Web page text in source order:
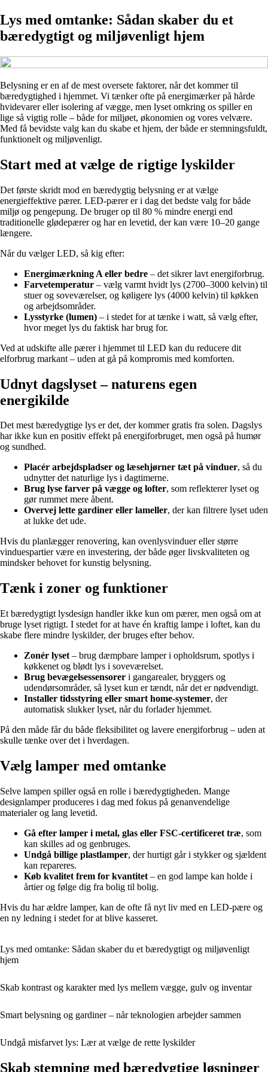
Lys med omtanke: Sådan skaber du et
bæredygtigt og miljøvenligt hjem
Belysning er en af de mest oversete faktorer, når det kommer til
bæredygtighed i hjemmet. Vi tænker ofte på energimærker på hårde
hvidevarer eller isolering af vægge, men lyset omkring os spiller en
lige så vigtig rolle – både for miljøet, økonomien og vores velvære.
Med få bevidste valg kan du skabe et hjem, der både er stemningsfuldt,
funktionelt og miljøvenligt.
Start med at vælge de rigtige lyskilder
Det første skridt mod en bæredygtig belysning er at vælge
energieffektive pærer. LED-pærer er i dag det bedste valg for både
miljø og pengepung. De bruger op til 80 % mindre energi end
traditionelle glødepærer og har en levetid, der kan være 10–20 gange
længere.
Når du vælger LED, så kig efter:
Energimærkning A eller bedre – det sikrer lavt energiforbrug.
Farvetemperatur – vælg varmt hvidt lys (2700–3000 kelvin) til
stuer og soveværelser, og køligere lys (4000 kelvin) til køkken
og arbejdsområder.
Lysstyrke (lumen) – i stedet for at tænke i watt, så vælg efter,
hvor meget lys du faktisk har brug for.
Ved at udskifte alle pærer i hjemmet til LED kan du reducere dit
elforbrug markant – uden at gå på kompromis med komforten.
Udnyt dagslyset – naturens egen
energikilde
Det mest bæredygtige lys er det, der kommer gratis fra solen. Dagslys
har ikke kun en positiv effekt på energiforbruget, men også på humør
og sundhed.
Placér arbejdspladser og læsehjørner tæt på vinduer, så du
udnytter det naturlige lys i dagtimerne.
Brug lyse farver på vægge og lofter, som reflekterer lyset og
gør rummet mere åbent.
Overvej lette gardiner eller lameller, der kan filtrere lyset uden
at lukke det ude.
Hvis du planlægger renovering, kan ovenlysvinduer eller større
vinduespartier være en investering, der både øger livskvaliteten og
mindsker behovet for kunstig belysning.
Tænk i zoner og funktioner
Et bæredygtigt lysdesign handler ikke kun om pærer, men også om at
bruge lyset rigtigt. I stedet for at have én kraftig lampe i loftet, kan du
skabe flere mindre lyskilder, der bruges efter behov.
Zonér lyset – brug dæmpbare lamper i opholdsrum, spotlys i
køkkenet og blødt lys i soveværelset.
Brug bevægelsessensorer i gangarealer, bryggers og
udendørsområder, så lyset kun er tændt, når det er nødvendigt.
Installer tidsstyring eller smart home-systemer, der
automatisk slukker lyset, når du forlader hjemmet.
På den måde får du både fleksibilitet og lavere energiforbrug – uden at
skulle tænke over det i hverdagen.
Vælg lamper med omtanke
Selve lampen spiller også en rolle i bæredygtigheden. Mange
designlamper produceres i dag med fokus på genanvendelige
materialer og lang levetid.
Gå efter lamper i metal, glas eller FSC-certificeret træ, som
kan skilles ad og genbruges.
Undgå billige plastlamper, der hurtigt går i stykker og sjældent
kan repareres.
Køb kvalitet frem for kvantitet – en god lampe kan holde i
årtier og følge dig fra bolig til bolig.
Hvis du har ældre lamper, kan de ofte få nyt liv med en LED-pære og
en ny ledning i stedet for at blive kasseret.
Lys med omtanke: Sådan skaber du et bæredygtigt og miljøvenligt
hjem
Skab kontrast og karakter med lys mellem vægge, gulv og inventar
Smart belysning og gardiner – når teknologien arbejder sammen
Undgå misfarvet lys: Lær at vælge de rette lyskilder
Skab stemning med bæredygtige løsninger